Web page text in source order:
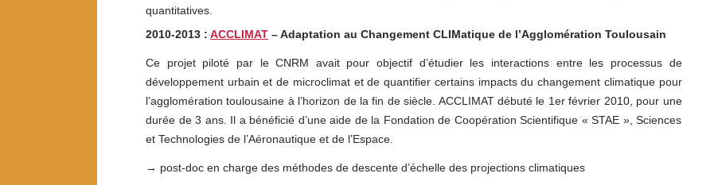
quantitatives.
2010-2013 : ACCLIMAT –Adaptation au Changement CLIMatique de l’Agglomération Toulousain
Ce projet piloté par le CNRM avait pour objectif d’étudier les interactions entre les processus de
développement urbain et de microclimat et de quantifier certains impacts du changement climatique pour
l’agglomération toulousaine à l’horizon de la fin de siècle. ACCLIMAT débuté le 1er février 2010, pour une
durée de 3 ans. Il a bénéficié d’une aide de la Fondation de Coopération Scientifique « STAE », Sciences
et Technologies de l’Aéronautique et de l’Espace.
→ post-doc en charge des méthodes de descente d’échelle des projections climatiques